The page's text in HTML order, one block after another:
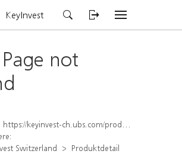
KeyInvest
not
https://keyinvest-ch.ubs.com/produkt/detail/index/isin/CH1577907046
Switzerland
Produktdetail